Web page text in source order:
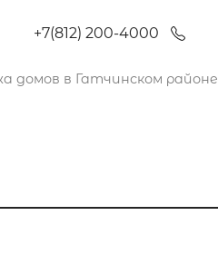
+7(812) 200-4000
домов в Гатчинском районе